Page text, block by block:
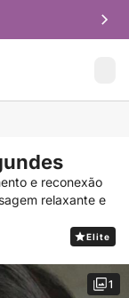
e reconexão
relaxante e
Elite
1